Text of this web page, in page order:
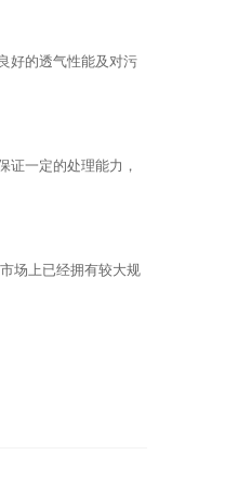
好的透气性能及对污
证一定的处理能力，
场上已经拥有较大规